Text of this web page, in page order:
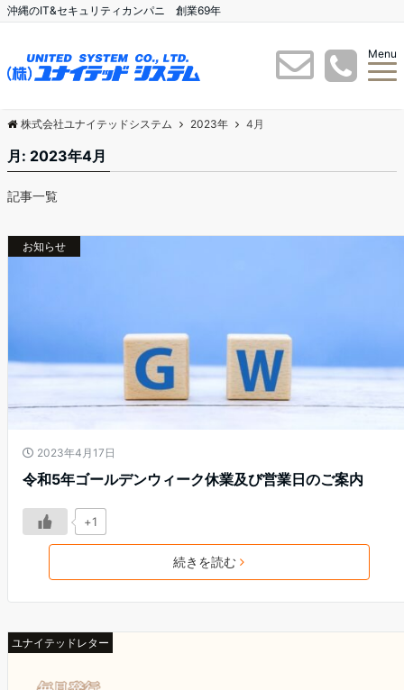
沖縄のIT&セキュリティカンパニ 創業69年
Menu
株式会社ユナイテッドシステム 2023年 4月
月: 2023年4月
記事一覧
お知らせ
2023年4月17日
令和5年ゴールデンウィーク休業及び営業日のご案内
+1
続きを読む
ユナイテッドレター